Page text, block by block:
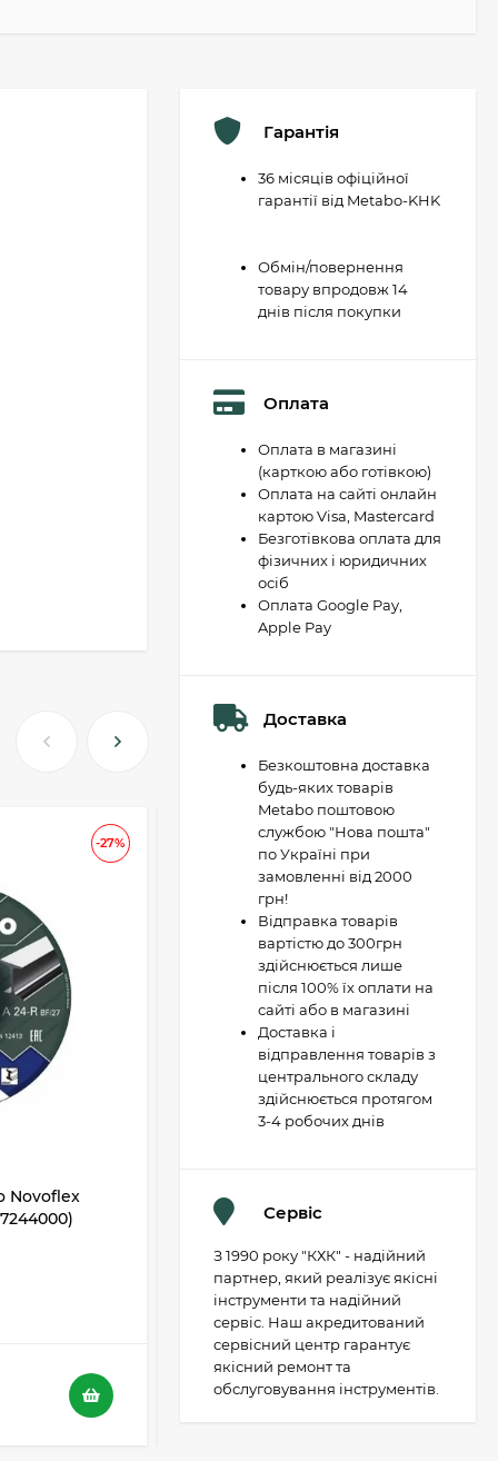
-27%
Novoflex
Відрізний диск Metabo Novoflex
230x3,0х22 SP, сталь (617241000)
В НАЯВНОСТІ
116 грн.
73 грн.
Гарантія
36 місяців офіційної
гарантії від Metabo-KHK
Обмін/повернення
товару впродовж 14
днів після покупки
Оплата
Оплата в магазині
(карткою або готівкою)
Оплата на сайті онлайн
картою Visa, Mastercard
Безготівкова оплата для
фізичних і юридичних
осіб
Оплата Google Pay,
Apple Pay
Доставка
Безкоштовна доставка
будь-яких товарів
Metabo поштовою
службою "Нова пошта"
по Україні при
замовленні від 2000
грн!
Відправка товарів
вартістю до 300грн
здійснюється лише
після 100% їх оплати на
сайті або в магазині
Доставка і
відправлення товарів з
центрального складу
здійснюється протягом
3-4 робочих днів
Сервіс
З 1990 року "КХК" - надійний
партнер, який реалізує якісні
інструменти та надійний
сервіс. Наш акредитований
сервісний центр гарантує
якісний ремонт та
обслуговування інструментів.